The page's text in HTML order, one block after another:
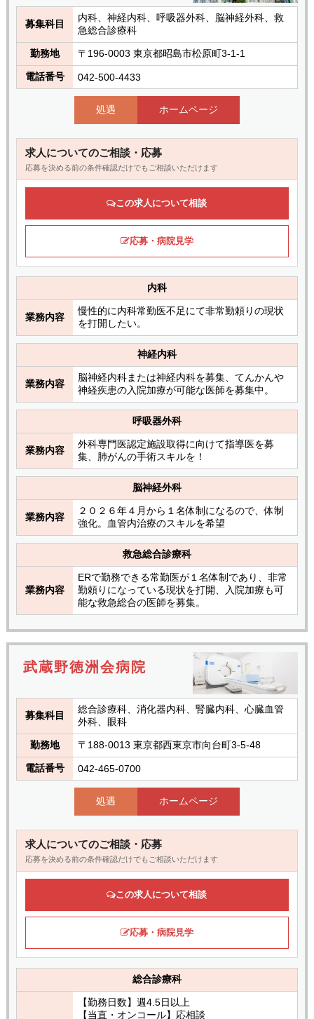
募集科目
内科、神経内科、呼吸器外科、脳神経外科、救
急総合診療科
勤務地 〒196-0003 東京都昭島市松原町3-1-1
電話番号 042-500-4433
処遇 ホームページ
求人についてのご相談・応募
応募を決める前の条件確認だけでもご相談いただけます
この求人について相談
応募・病院見学
内科
業務内容
慢性的に内科常勤医不足にて非常勤頼りの現状
を打開したい。
神経内科
業務内容
脳神経内科または神経内科を募集、てんかんや
神経疾患の入院加療が可能な医師を募集中。
呼吸器外科
業務内容
外科専門医認定施設取得に向けて指導医を募
集、肺がんの手術スキルを！
脳神経外科
業務内容
２０２６年４月から１名体制になるので、体制
強化。血管内治療のスキルを希望
救急総合診療科
業務内容
ERで勤務できる常勤医が１名体制であり、非常
勤頼りになっている現状を打開、入院加療も可
能な救急総合の医師を募集。
武蔵野徳洲会病院
募集科目
総合診療科、消化器内科、腎臓内科、心臓血管
外科、眼科
勤務地 〒188-0013 東京都西東京市向台町3-5-48
電話番号 042-465-0700
処遇 ホームページ
求人についてのご相談・応募
応募を決める前の条件確認だけでもご相談いただけます
この求人について相談
応募・病院見学
総合診療科
【勤務日数】週4.5日以上
【当直・オンコール】応相談